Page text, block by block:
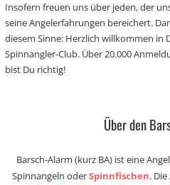
Insofern freuen uns über jeden, der
seine Angelerfahrungen bereichert.
diesem Sinne: Herzlich willkommen in
Spinnangler-Club. Über 20.000
bist Du richtig!
Über den
Barsch-Alarm (kurz BA) ist eine
Spinnangeln oderSpinnfischen.